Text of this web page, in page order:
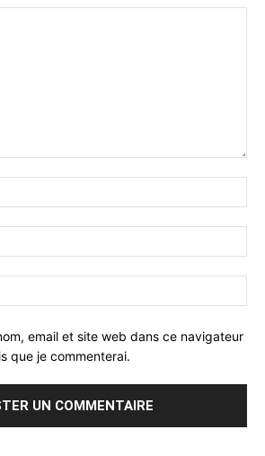
email et site web dans ce navigateur
que je commenterai.